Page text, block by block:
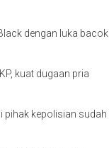
dengan luka bacok
kuat dugaan pria
pihak kepolisian sudah